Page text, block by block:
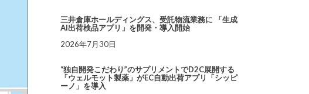
三井倉庫ホールディングス、受託物流業務に 「生成
AI出荷検品アプリ」を開発・導入開始
2026年7月30日
“独自開発こだわり”のサプリメントでD2C展開する
「ウェルモット製薬」がEC自動出荷アプリ「シッピ
ーノ」を導入